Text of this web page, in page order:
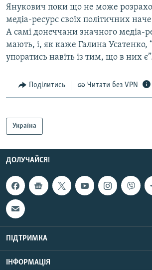
Янукович поки що не може
медіа-ресурс своїх політичних
А самі донеччани значного медіа-
мають, і, як каже Галина Усатенко,
упоратись навіть із тим, що в них
Поділитись Читати без VPN
Україна
ДОЛУЧАЙСЯ!
ПІДТРИМКА
ІНФОРМАЦІЯ